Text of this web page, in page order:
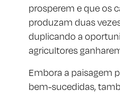
prosperem e que os
produzam duas
duplicando a
agricultores
Embora a paisagem
bem-sucedidas,